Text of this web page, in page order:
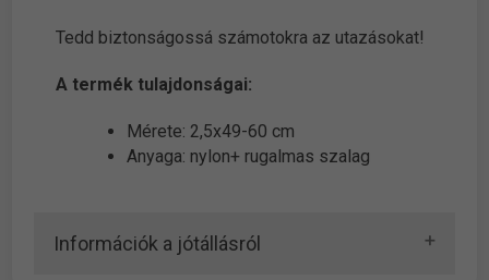
Tedd biztonságossá számotokra az utazásokat!
A termék tulajdonságai:
Mérete: 2,5x49-60 cm
Anyaga: nylon+ rugalmas szalag
Információk a jótállásról